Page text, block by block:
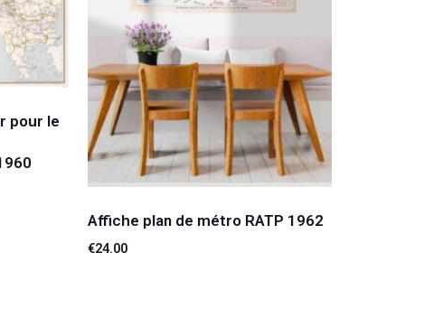
pour le
Affiche plan de métro RATP 1962
€24.00